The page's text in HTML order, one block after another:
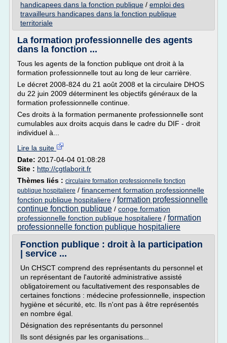
handicapees dans la fonction publique / emploi des
travailleurs handicapes dans la fonction publique
territoriale
La formation professionnelle des agents
dans la fonction ...
Tous les agents de la fonction publique ont droit à la
formation professionnelle tout au long de leur carrière.
Le décret 2008-824 du 21 août 2008 et la circulaire DHOS
du 22 juin 2009 déterminent les objectifs généraux de la
formation professionnelle continue.
Ces droits à la formation permanente professionnelle sont
cumulables aux droits acquis dans le cadre du DIF - droit
individuel à...
Lire la suite
Date: 2017-04-04 01:08:28
Site : http://cgtlaborit.fr
Thèmes liés : circulaire formation professionnelle fonction
publique hospitaliere / financement formation professionnelle
fonction publique hospitaliere / formation professionnelle
continue fonction publique / conge formation
professionnelle fonction publique hospitaliere / formation
professionnelle fonction publique hospitaliere
Fonction publique : droit à la participation
| service ...
Un CHSCT comprend des représentants du personnel et
un représentant de l'autorité administrative assisté
obligatoirement ou facultativement des responsables de
certaines fonctions : médecine professionnelle, inspection
hygiène et sécurité, etc. Ils n'ont pas à être représentés
en nombre égal.
Désignation des représentants du personnel
Ils sont désignés par les organisations...